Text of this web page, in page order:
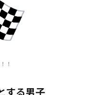
！
する男子